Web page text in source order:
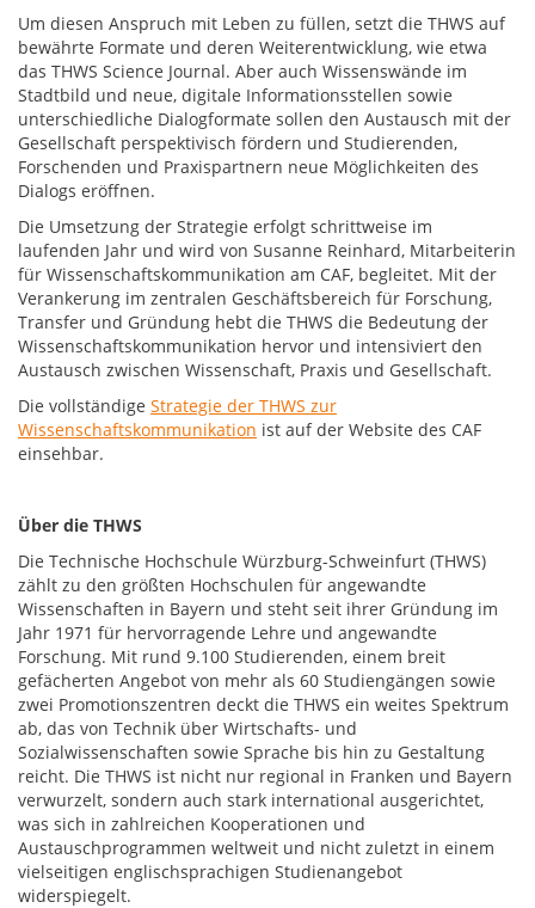
Um diesen Anspruch mit Leben zu füllen, setzt die THWS auf
bewährte Formate und deren Weiterentwicklung, wie etwa
das THWS Science Journal. Aber auch Wissenswände im
Stadtbild und neue, digitale Informationsstellen sowie
unterschiedliche Dialogformate sollen den Austausch mit der
Gesellschaft perspektivisch fördern und Studierenden,
Forschenden und Praxispartnern neue Möglichkeiten des
Dialogs eröffnen.
Die Umsetzung der Strategie erfolgt schrittweise im
laufenden Jahr und wird von Susanne Reinhard, Mitarbeiterin
für Wissenschaftskommunikation am CAF, begleitet. Mit der
Verankerung im zentralen Geschäftsbereich für Forschung,
Transfer und Gründung hebt die THWS die Bedeutung der
Wissenschaftskommunikation hervor und intensiviert den
Austausch zwischen Wissenschaft, Praxis und Gesellschaft.
Die vollständige Strategie der THWS zur
Wissenschaftskommunikation ist auf der Website des CAF
einsehbar.
Über die THWS
Die Technische Hochschule Würzburg-Schweinfurt (THWS)
zählt zu den größten Hochschulen für angewandte
Wissenschaften in Bayern und steht seit ihrer Gründung im
Jahr 1971 für hervorragende Lehre und angewandte
Forschung. Mit rund 9.100 Studierenden, einem breit
gefächerten Angebot von mehr als 60 Studiengängen sowie
zwei Promotionszentren deckt die THWS ein weites Spektrum
ab, das von Technik über Wirtschafts- und
Sozialwissenschaften sowie Sprache bis hin zu Gestaltung
reicht. Die THWS ist nicht nur regional in Franken und Bayern
verwurzelt, sondern auch stark international ausgerichtet,
was sich in zahlreichen Kooperationen und
Austauschprogrammen weltweit und nicht zuletzt in einem
vielseitigen englischsprachigen Studienangebot
widerspiegelt.